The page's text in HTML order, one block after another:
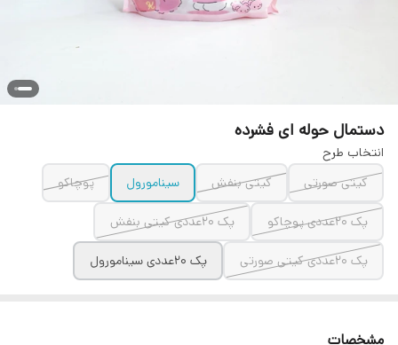
دستمال حوله ای فشرده
انتخاب طرح
کیتی صورتی
کیتی بنفش سینامورول پوچاکو
پک ۲۰عددی پوچاکو پک ۲۰عددی کیتی بنفش
پک ۲۰عددی کیتی صورتی پک ۲۰عددی سینامورول
مشخصات